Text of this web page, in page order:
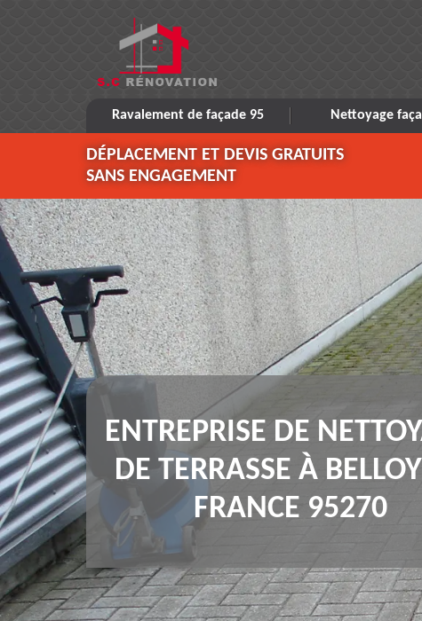
Ravalement de façade 95 Nettoyage
DÉPLACEMENT ET DEVIS GRATUITS
SANS ENGAGEMENT
ENTREPRISE DE
DE TERRASSE À
FRANCE 95270